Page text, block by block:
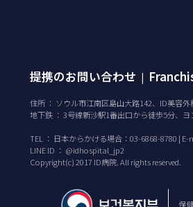
提携のお問い合わせ |
住所 ： ソウル市江南区島山大路142、ID美容外
地下鉄 ： 3号線新沙駅1番出口から徒歩5分、
TEL ： 日本からかける場合：03-6868-8780 | E-
LINE ID ： @idhospital_jp2
Copyright(c) 2017 ID病院. All rights reserved.
保